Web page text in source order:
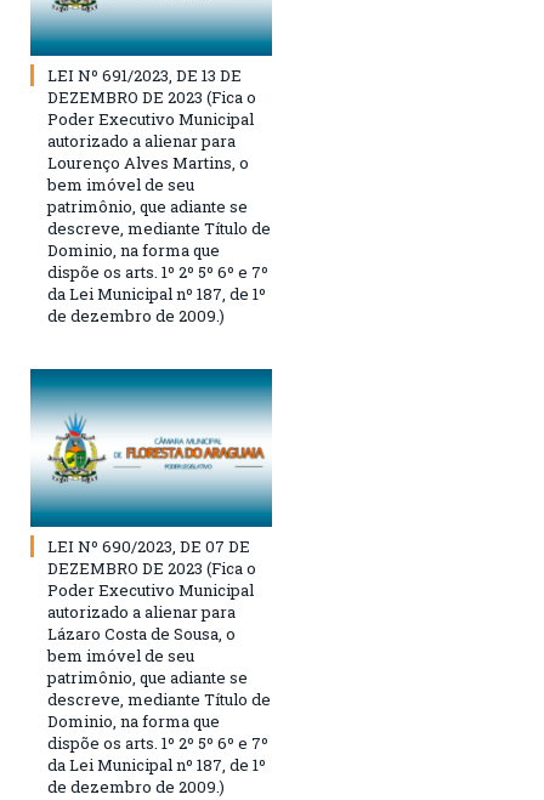
LEI Nº 691/2023, DE 13 DE
DEZEMBRO DE 2023 (Fica o
Poder Executivo Municipal
autorizado a alienar para
Lourenço Alves Martins, o
bem imóvel de seu
patrimônio, que adiante se
descreve, mediante Título de
Dominio, na forma que
dispõe os arts. 1º 2º 5º 6º e 7º
da Lei Municipal nº 187, de 1º
de dezembro de 2009.)
LEI Nº 690/2023, DE 07 DE
DEZEMBRO DE 2023 (Fica o
Poder Executivo Municipal
autorizado a alienar para
Lázaro Costa de Sousa, o
bem imóvel de seu
patrimônio, que adiante se
descreve, mediante Título de
Dominio, na forma que
dispõe os arts. 1º 2º 5º 6º e 7º
da Lei Municipal nº 187, de 1º
de dezembro de 2009.)